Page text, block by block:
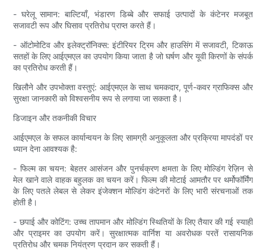
- घरेलू सामान: बाल्टियाँ, भंडारण डिब्बे और सफाई उत्पादों के कंटेनर मजबूत
सजावटी रूप और घिसाव प्रतिरोध प्राप्त करते हैं।
- ऑटोमोटिव और इलेक्ट्रॉनिक्स: इंटीरियर ट्रिम और हाउसिंग में सजावटी, टिकाऊ
सतहों के लिए आईएमएल का उपयोग किया जाता है जो घर्षण और यूवी किरणों के संपर्क
का प्रतिरोध करती हैं।
खिलौने और उपभोक्ता वस्तुएं: आईएमएल के साथ चमकदार, पूर्ण-कवर ग्राफिक्स और
सुरक्षा जानकारी को विश्वसनीय रूप से लगाया जा सकता है।
डिजाइन और तकनीकी विचार
आईएमएल के सफल कार्यान्वयन के लिए सामग्री अनुकूलता और प्रक्रिया मापदंडों पर
ध्यान देना आवश्यक है:
- फिल्म का चयन: बेहतर आसंजन और पुनर्चक्रण क्षमता के लिए मोल्डिंग रेज़िन से
मेल खाने वाले वाहक बहुलक का चयन करें। फिल्म की मोटाई आमतौर पर थर्मोफॉर्मिंग
के लिए पतले लेबल से लेकर इंजेक्शन मोल्डिंग कंटेनरों के लिए भारी संरचनाओं तक
होती है।
- छपाई और कोटिंग: उच्च तापमान और मोल्डिंग स्थितियों के लिए तैयार की गई स्याही
और प्राइमर का उपयोग करें। सुरक्षात्मक वार्निश या अवरोधक परतें रासायनिक
प्रतिरोध और चमक नियंत्रण प्रदान कर सकती हैं।